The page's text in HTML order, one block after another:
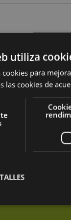
la
GARAIA
utiliza
cookies para
las cookies de